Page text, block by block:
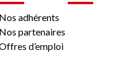
France
Nos adhérents
Nos partenaires
d’emploi